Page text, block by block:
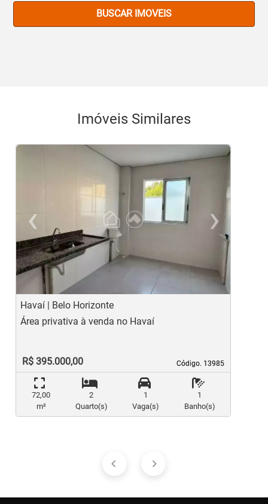
BUSCAR IMOVEIS
Imóveis Similares
‹
Previous
›
Havaí | Belo Horizonte
Código. 13985
Código. 13985
Área privativa à venda no Havaí
R$ 395.000,00
72,00
m²
2
Quarto(s)
1
Vaga(s)
1
Banho(s)